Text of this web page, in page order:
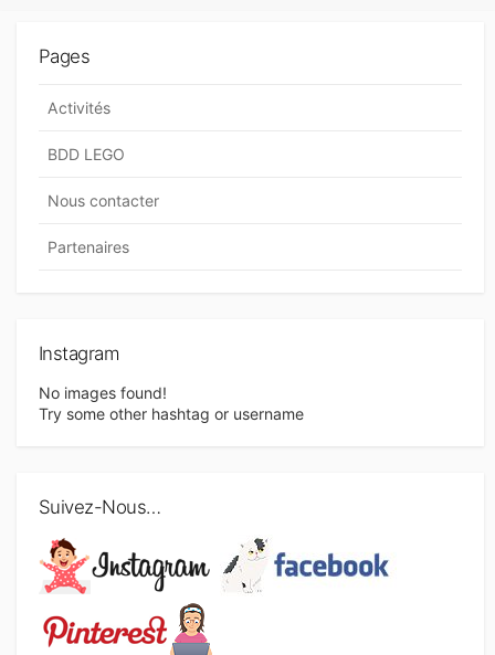
Pages
Activités
BDD LEGO
Nous contacter
Partenaires
Instagram
No images found!
Try some other hashtag or username
Suivez-Nous…